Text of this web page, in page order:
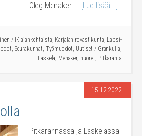
Oleg Menaker. … [Lue lisää...]
/ IK ajankohtaista, Karjalan rovastikunta, Lapsi-
, Seurakunnat, Työmuodot, Uutiset / Grankulla,
Läskelä, Menaker, nuoret, Pitkäranta
15.12.2022
Pitkärannassa ja Läskelässä